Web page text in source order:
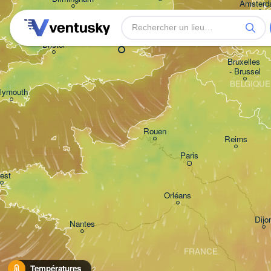
Températures
Bristol
Nantes
Bruxelles
- Brussel
Reims
Rouen
BELGIQUE
Paris
Orléans
FRANCE